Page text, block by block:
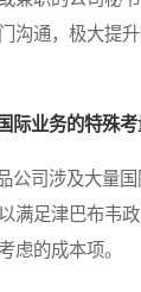
沟通，极大提
际业务的特殊考
司涉及大量国
满足津巴布韦
虑的成本项。